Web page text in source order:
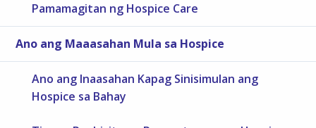
Pamamagitan ng Hospice Care
Ano ang Maaasahan Mula sa Hospice
Ano ang Inaasahan Kapag Sinisimulan ang
Hospice sa Bahay